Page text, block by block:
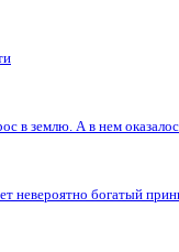
в землю. А в нем
невероятно богатый